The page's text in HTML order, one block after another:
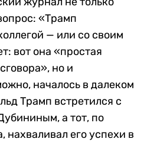
«Трамп
— или со своим
вот она «простая
но и
началось в далеком
Трамп встретился с
а тот, по
нахваливал его успехи в